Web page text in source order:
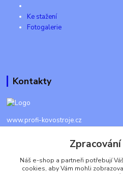
Ke stažení
Fotogalerie
Kontakty
www.profi-kovostroje.cz
+420 605 017 866
Každý den 8 - 20 hod - SMS kdykoliv
Náš e-shop a partneři potřebují
cookies, aby Vám mohli